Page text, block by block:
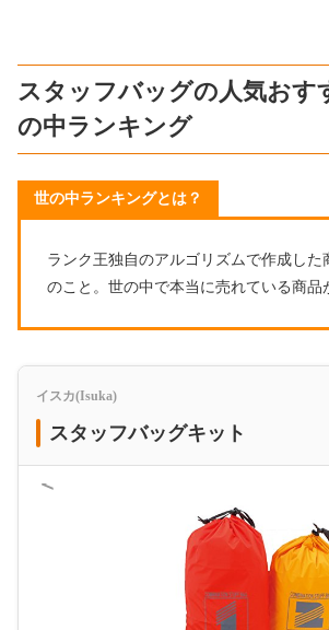
スタッフバッグの人気おす
の中ランキング
世の中ランキングとは？
ランク王独自のアルゴリズムで作成した
のこと。世の中で本当に売れている商品
イスカ(Isuka)
スタッフバッグキット
＜